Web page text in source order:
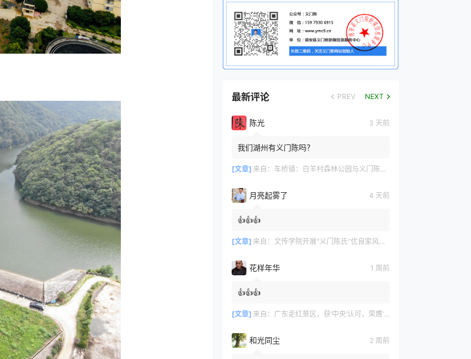
最新评论 PREV NEXT
陈光 3 天前
我们湖州有义门陈吗？
[文章] 来自： 车桥镇：白羊村森林公园与义门陈文化产业园共绘文旅新篇章
月亮起雾了 4 天前
👍👍👍
[文章] 来自： 文传学院开展“义门陈氏”优良家风研学活动
花样年华 1 周前
👍👍👍
[文章] 来自： 广东走红景区，获‘中央’认可，荣膺‘广州文化名片
和光同尘 2 周前